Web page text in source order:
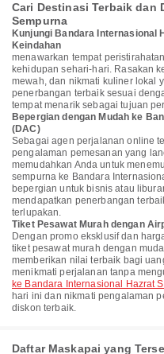
Cari Destinasi Terbaik dan
Sempurna
Kunjungi Bandara Internasional
Keindahan
menawarkan tempat
kehidupan sehari-hari. Rasakan
mewah, dan nikmati kuliner lokal
penerbangan terbaik sesuai
tempat menarik sebagai tujuan
Bepergian dengan Mudah ke
(DAC)
Sebagai agen perjalanan online
pengalaman pemesanan yang
memudahkan Anda untuk
sempurna ke Bandara
bepergian untuk bisnis atau
mendapatkan penerbangan
terlupakan.
Tiket Pesawat Murah dengan
Dengan promo eksklusif dan
tiket pesawat murah dengan
memberikan nilai terbaik bagi
menikmati perjalanan tanpa
ke Bandara Internasional Hazrat
hari ini dan nikmati pengalaman
diskon terbaik.
Daftar Maskapai yang